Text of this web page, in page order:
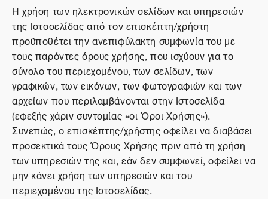
Η χρήση των ηλεκτρονικών σελίδων και υπηρεσιών
της Ιστοσελίδας από τον επισκέπτη/χρήστη
προϋποθέτει την ανεπιφύλακτη συμφωνία του με
τους παρόντες όρους χρήσης, που ισχύουν για το
σύνολο του περιεχομένου, των σελίδων, των
γραφικών, των εικόνων, των φωτογραφιών και των
αρχείων που περιλαμβάνονται στην Ιστοσελίδα
(εφεξής χάριν συντομίας «οι Όροι Χρήσης»).
Συνεπώς, ο επισκέπτης/χρήστης οφείλει να διαβάσει
προσεκτικά τους Όρους Χρήσης πριν από τη χρήση
των υπηρεσιών της και, εάν δεν συμφωνεί, οφείλει να
μην κάνει χρήση των υπηρεσιών και του
περιεχομένου της Ιστοσελίδας.